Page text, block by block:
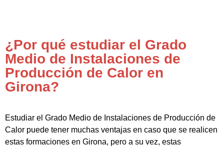
¿Por qué estudiar el Grado
Medio de Instalaciones de
Producción de Calor en
Girona?
Estudiar el Grado Medio de Instalaciones de Producción de
Calor puede tener muchas ventajas en caso que se realicen
estas formaciones en Girona, pero a su vez, estas